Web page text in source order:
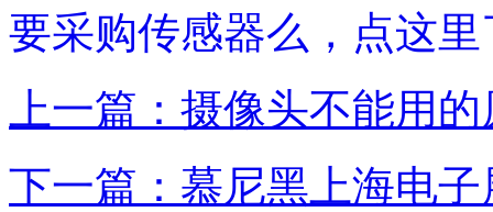
要采购传感器么，点这
上一篇：摄像头不能用
下一篇：慕尼黑上海电